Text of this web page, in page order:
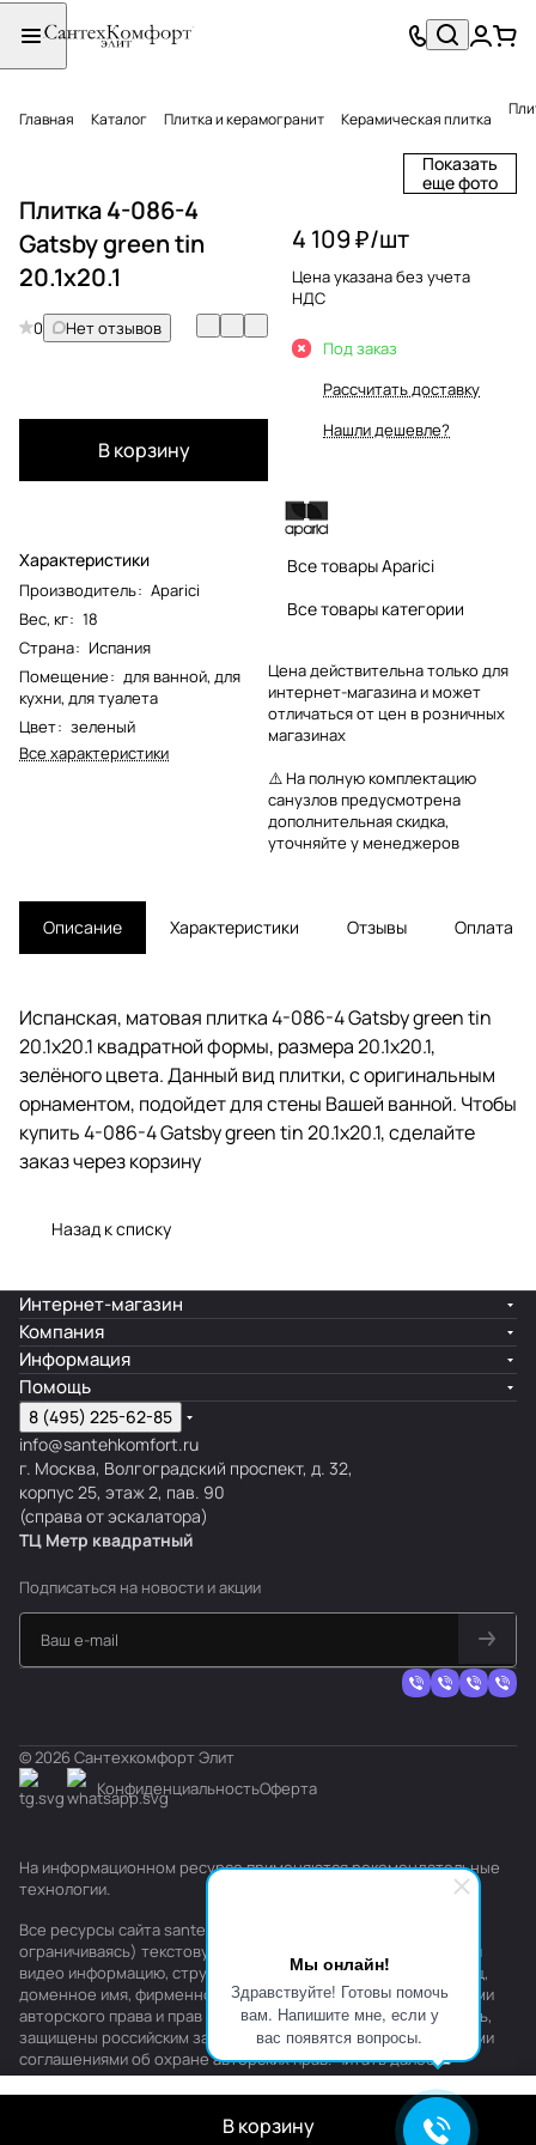
Мы онлайн!
Здравствуйте! Готовы помочь
вам. Напишите мне, если у
вас появятся вопросы.
Главная Каталог Плитка и керамогранит Керамическая плитка
Показать
еще фото
Плитка 4-086-4
Gatsby green tin
20.1x20.1
0 Нет отзывов
В корзину
Характеристики
Производитель: Aparici
Вес, кг: 18
Страна: Испания
Помещение: для ванной, для
кухни, для туалета
Цвет: зеленый
Все характеристики
4 109 ₽/шт
Цена указана без учета
НДС
Под заказ
Рассчитать доставку
Нашли дешевле?
Все товары Aparici
Все товары категории
Цена действительна только для
интернет-магазина и может
отличаться от цен в розничных
магазинах
⚠️ На полную комплектацию
санузлов предусмотрена
дополнительная скидка,
уточняйте у менеджеров
Описание Характеристики Отзывы Оплата
Испанская, матовая плитка 4-086-4 Gatsby green tin
20.1x20.1 квадратной формы, размера 20.1x20.1,
зелёного цвета. Данный вид плитки, с оригинальным
орнаментом, подойдет для стены Вашей ванной. Чтобы
купить 4-086-4 Gatsby green tin 20.1x20.1, сделайте
заказ через корзину
Назад к списку
В корзину
Интернет-магазин
Компания
Информация
Помощь
8 (495) 225-62-85
info@santehkomfort.ru
г. Москва, Волгоградский проспект, д. 32,
корпус 25, этаж 2, пав. 90
(справа от эскалатора)
ТЦ Метр квадратный
Подписаться на новости и акции
© 2026 Сантехкомфорт Элит
КонфиденциальностьОферта
На информационном ресурсе применяютсярекомендательные
технологии.
Все ресурсы сайта santehkomfort.ru, включая (но не
ограничиваясь) текстовую, графическую, фотографическую и
видео информацию, структуру, дизайн и оформление страниц,
доменное имя, фирменное наименование являются объектами
авторского права и прав на интеллектуальную собственность,
защищены российским законодательством и международными
соглашениями об охране авторских прав.Читать далее